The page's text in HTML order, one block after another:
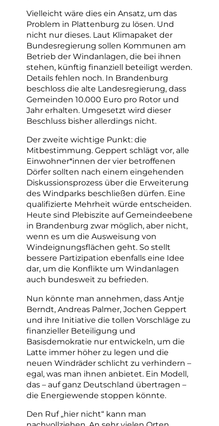
Vielleicht wäre dies ein Ansatz, um das
Problem in Plattenburg zu lösen. Und
nicht nur dieses. Laut Klimapaket der
Bundesregierung sollen Kommunen am
Betrieb der Windanlagen, die bei ihnen
stehen, künftig finanziell beteiligt werden.
Details fehlen noch. In Brandenburg
beschloss die alte Landesregierung, dass
Gemeinden 10.000 Euro pro Rotor und
Jahr erhalten. Umgesetzt wird dieser
Beschluss bisher allerdings nicht.
Der zweite wichtige Punkt: die
Mitbestimmung. Geppert schlägt vor, alle
Einwohner*innen der vier betroffenen
Dörfer sollten nach einem eingehenden
Diskussionsprozess über die Erweiterung
des Windparks beschließen dürfen. Eine
qualifizierte Mehrheit würde entscheiden.
Heute sind Plebiszite auf Gemeindeebene
in Brandenburg zwar möglich, aber nicht,
wenn es um die Ausweisung von
Windeignungsflächen geht. So stellt
bessere Partizipation ebenfalls eine Idee
dar, um die Konflikte um Windanlagen
auch bundesweit zu befrieden.
Nun könnte man annehmen, dass Antje
Berndt, Andreas Palmer, Jochen Geppert
und ihre Initiative die tollen Vorschläge zu
finanzieller Beteiligung und
Basisdemokratie nur entwickeln, um die
Latte immer höher zu legen und die
neuen Windräder schlicht zu verhindern –
egal, was man ihnen anbietet. Ein Modell,
das – auf ganz Deutschland übertragen –
die Energiewende stoppen könnte.
Den Ruf „hier nicht“ kann man